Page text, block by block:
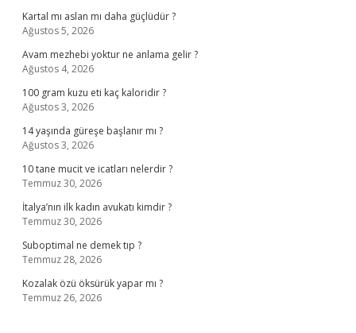
Kartal mı aslan mı daha güçlüdür ?
Ağustos 5, 2026
Avam mezhebi yoktur ne anlama gelir ?
Ağustos 4, 2026
100 gram kuzu eti kaç kaloridir ?
Ağustos 3, 2026
14 yaşında güreşe başlanır mı ?
Ağustos 3, 2026
10 tane mucit ve icatları nelerdir ?
Temmuz 30, 2026
İtalya’nın ilk kadın avukatı kimdir ?
Temmuz 30, 2026
Suboptimal ne demek tıp ?
Temmuz 28, 2026
Kozalak özü öksürük yapar mı ?
Temmuz 26, 2026